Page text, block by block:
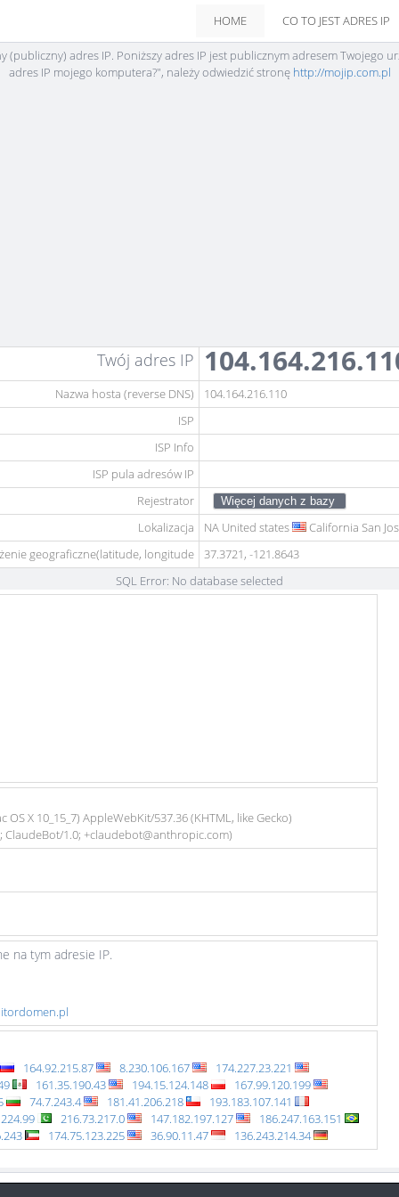
HOME CO TO JEST ADRES IP
(publiczny) adres IP. Poniższy adres IP jest publicznym adresem Twojego
adres IP mojego komputera?", należy odwiedzić stronę http://mojip.com.pl
Twój adres IP
Nazwa hosta (reverse DNS)
104.164.216.110
ISP
ISP Info
ISP pula adresów IP
Rejestrator
Lokalizacja
NA United states
California San
geograficzne(latitude, longitude
37.3721, -121.8643
SQL Error: No database selected
X 10_15_7) AppleWebKit/537.36 (KHTML, like Gecko)
ClaudeBot/1.0; +claudebot@anthropic.com)
na tym adresie IP.
164.92.215.87 8.230.106.167
174.227.23.221
161.35.190.43 194.15.124.148
167.99.120.199
74.7.243.4 181.41.206.218
193.183.107.141
216.73.217.0 147.182.197.127
186.247.163.151
174.75.123.225 36.90.11.47 136.243.214.34